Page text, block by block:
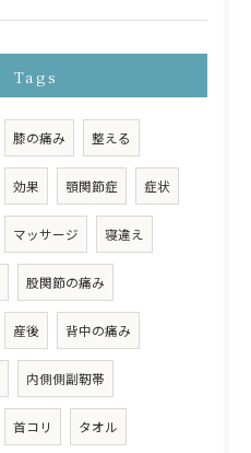
Tags
膝の痛み 整える
効果 顎関節症 症状
マッサージ 寝違え
股関節の痛み
産後 背中の痛み
内側側副靭帯
首コリ タオル